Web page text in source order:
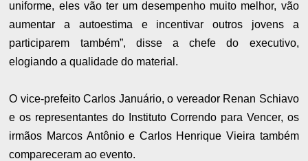
uniforme, eles vão ter um desempenho muito melhor, vão
aumentar a autoestima e incentivar outros jovens a
participarem também”, disse a chefe do executivo,
elogiando a qualidade do material.
O vice-prefeito Carlos Januário, o vereador Renan Schiavo
e os representantes do Instituto Correndo para Vencer, os
irmãos Marcos Antônio e Carlos Henrique Vieira também
compareceram ao evento.